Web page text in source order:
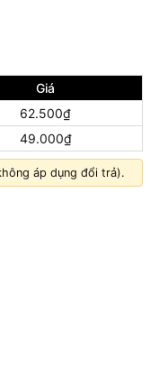
Giá
62.500₫
49.000₫
áp dụng đổi trả).